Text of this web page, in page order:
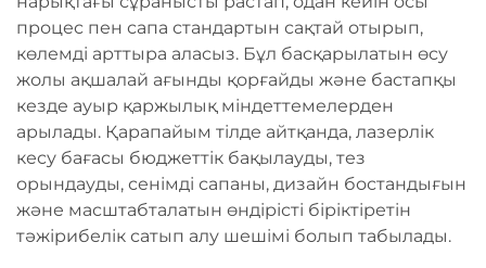
процес пен сапа стандартын сақтай отырып,
көлемді арттыра аласыз. Бұл басқарылатын өсу
жолы ақшалай ағынды қорғайды және бастапқы
кезде ауыр қаржылық міндеттемелерден
арылады. Қарапайым тілде айтқанда, лазерлік
кесу бағасы бюджеттік бақылауды, тез
орындауды, сенімді сапаны, дизайн бостандығын
және масштабталатын өндірісті біріктіретін
тәжірибелік сатып алу шешімі болып табылады.